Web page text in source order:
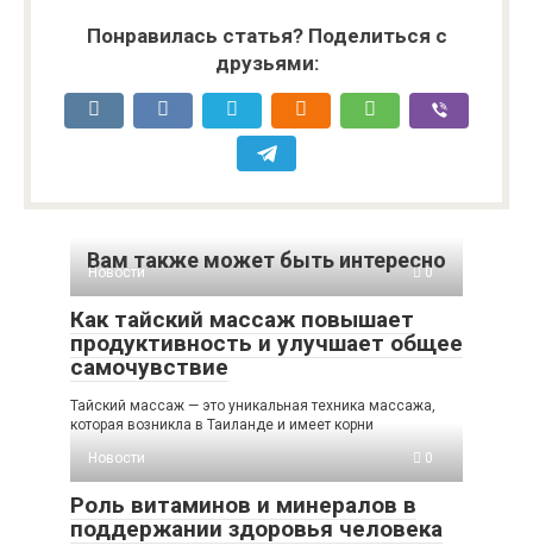
Понравилась статья? Поделиться с
друзьями:
Вам также может быть интересно
Новости 0
Как тайский массаж повышает
продуктивность и улучшает общее
самочувствие
Тайский массаж — это уникальная техника массажа,
которая возникла в Таиланде и имеет корни
Новости
0
Роль витаминов и минералов в
поддержании здоровья человека